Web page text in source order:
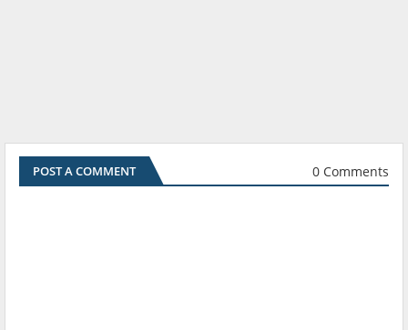
POST A COMMENT 0 Comments